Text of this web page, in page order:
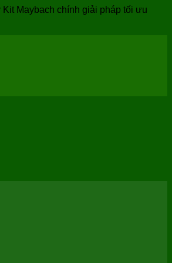
Maybach chính giải pháp tối ưu